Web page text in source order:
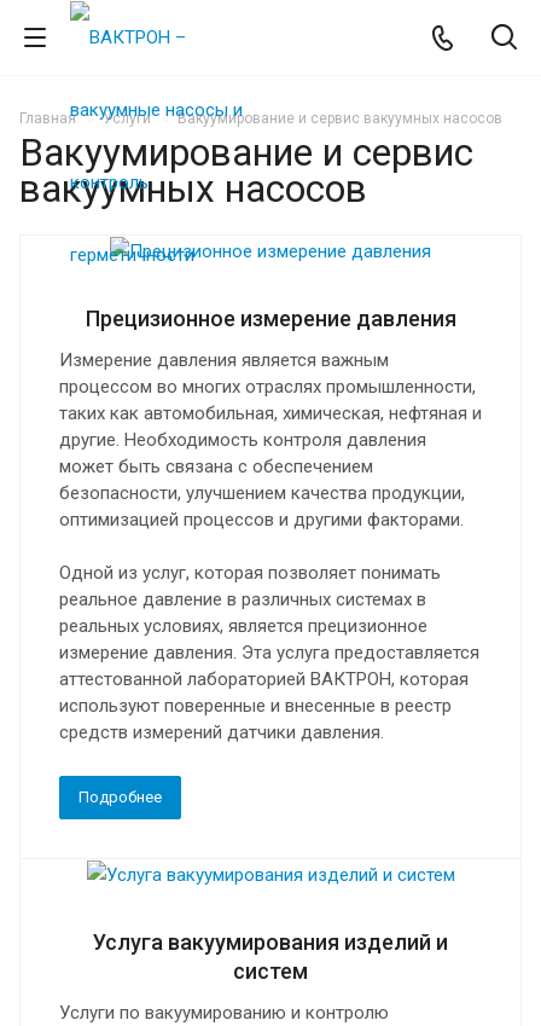
Главная Услуги Вакуумирование и сервис вакуумных насосов
Вакуумирование и сервис
вакуумных насосов
Прецизионное измерение давления
Измерение давления является важным
процессом во многих отраслях промышленности,
таких как автомобильная, химическая, нефтяная и
другие. Необходимость контроля давления
может быть связана с обеспечением
безопасности, улучшением качества продукции,
оптимизацией процессов и другими факторами.
Одной из услуг, которая позволяет понимать
реальное давление в различных системах в
реальных условиях, является прецизионное
измерение давления. Эта услуга предоставляется
аттестованной лабораторией ВАКТРОН, которая
используют поверенные и внесенные в реестр
средств измерений датчики давления.
Подробнее
Услуга вакуумирования изделий и
систем
Услуги по вакуумированию и контролю